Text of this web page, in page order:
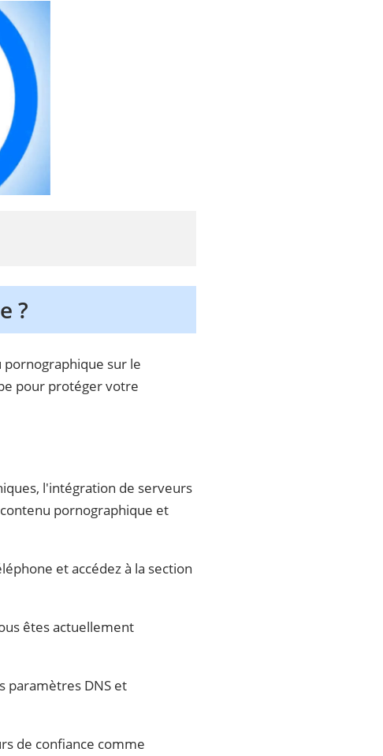
?
sur le
pour protéger votre
l'intégration de serveurs
pornographique et
et accédez à la section
êtes actuellement
paramètres DNS et
de confiance comme